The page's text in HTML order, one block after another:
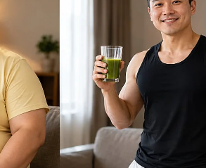
lama dilaksanakan
kerajaan turunkan had laju
daripada 50 turun ke 30
sudah lama laksanakan sebab